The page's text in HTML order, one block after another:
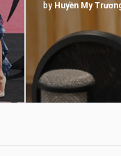
by Huyền My